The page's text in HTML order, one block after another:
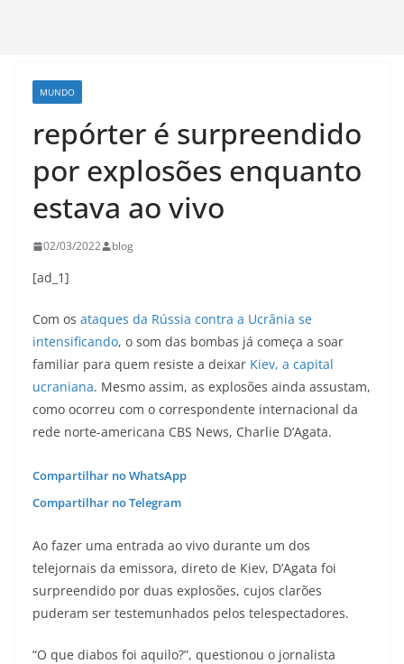
MUNDO
repórter é surpreendido
por explosões enquanto
estava ao vivo
02/03/2022 blog
[ad_1]
Com os ataques da Rússia contra a Ucrânia se
intensificando, o som das bombas já começa a soar
familiar para quem resiste a deixar Kiev, a capital
ucraniana. Mesmo assim, as explosões ainda assustam,
como ocorreu com o correspondente internacional da
rede norte-americana CBS News, Charlie D’Agata.
Compartilhar no WhatsApp
Compartilhar no Telegram
Ao fazer uma entrada ao vivo durante um dos
telejornais da emissora, direto de Kiev, D’Agata foi
surpreendido por duas explosões, cujos clarões
puderam ser testemunhados pelos telespectadores.
“O que diabos foi aquilo?”, questionou o jornalista